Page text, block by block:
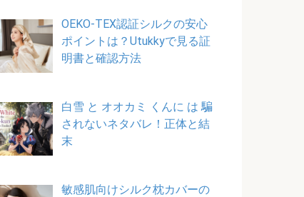
OEKO-TEX認証シルクの安心
ポイントは？Utukkyで見る証
明書と確認方法
白雪 と オオカミ くんに は 騙
されないネタバレ！正体と結
末
敏感肌向けシルク枕カバーの